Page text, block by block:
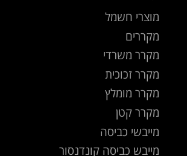
מוצרי חשמל
מקררים
מקרר משרדי
מקרר זכוכית
מקרר מומלץ
מקרר קטן
מייבשי כביסה
מייבש כביסה קונדנסור